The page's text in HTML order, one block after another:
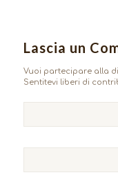
Lascia un
Vuoi partecipare alla
Sentitevi liberi di